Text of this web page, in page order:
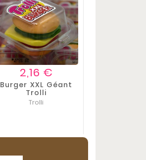
Prix
2,16 €
Burger XXL Géant
Trolli
Trolli